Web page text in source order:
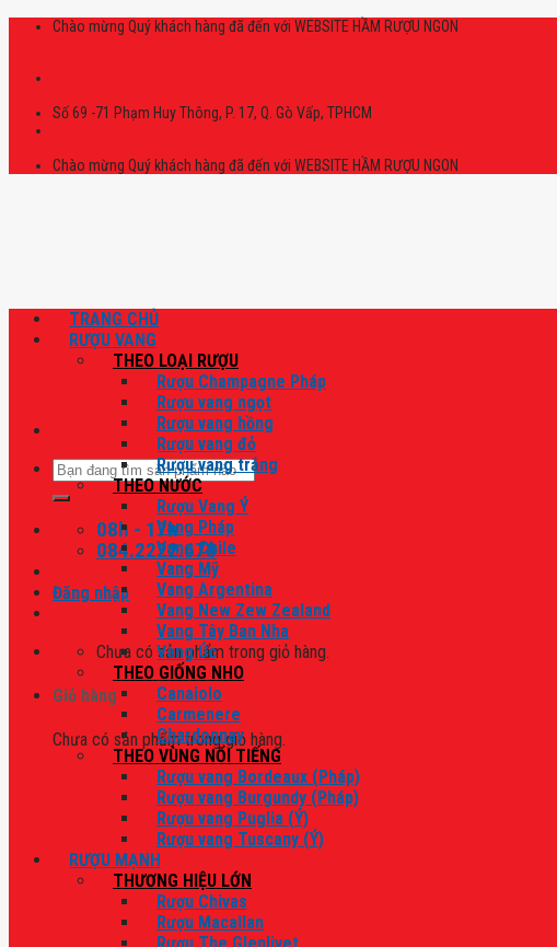
Skip
Chào mừng Quý khách hàng đã đến với WEBSITE HẦM RƯỢU NGON
Số 69 -71 Phạm Huy Thông, P. 17, Q. Gò Vấp, TPHCM
Chào mừng Quý khách hàng đã đến với WEBSITE HẦM RƯỢU NGON
Tìm
kiếm:
08h - 17h
084.2222.678
Đăng nhập
Chưa có sản phẩm trong giỏ hàng.
Giỏ hàng
Chưa có sản phẩm trong giỏ hàng.
TRANG CHỦ
RƯỢU VANG
THEO LOẠI RƯỢU
Rượu Champagne Pháp
Rượu vang ngọt
Rượu vang hồng
Rượu vang đỏ
Rượu vang trắng
THEO NƯỚC
Rượu Vang Ý
Vang Pháp
Vang Chile
Vang Mỹ
Vang Argentina
Vang New Zew Zealand
Vang Tây Ban Nha
Vang Úc
THEO GIỐNG NHO
Canaiolo
Carmenere
Chardonnay
THEO VÙNG NỔI TIẾNG
Rượu vang Bordeaux (Pháp)
Rượu vang Burgundy (Pháp)
Rượu vang Puglia (Ý)
Rượu vang Tuscany (Ý)
RƯỢU MẠNH
THƯƠNG HIỆU LỚN
Rượu Chivas
Rượu Macallan